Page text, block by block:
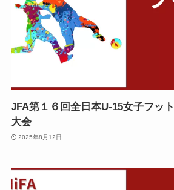
JFA第１６回全日本U-15女子フッ
大会
2025年8月12日